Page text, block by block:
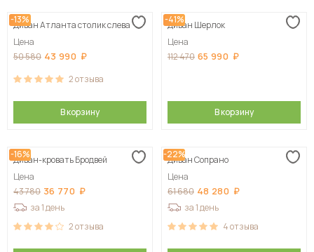
Сначала дорогие
-13%
Диван Атланта столик слева
Цена
50 580 43 990
2отзыва
В корзину
-41%
Диван Шерлок
Цена
112 470 65 990
В корзину
-16%
Диван-кровать Бродвей
Цена
43 780 36 770
за 1 день
2отзыва
-22%
Диван Сопрано
Цена
61 680 48 280
за 1 день
4отзыва